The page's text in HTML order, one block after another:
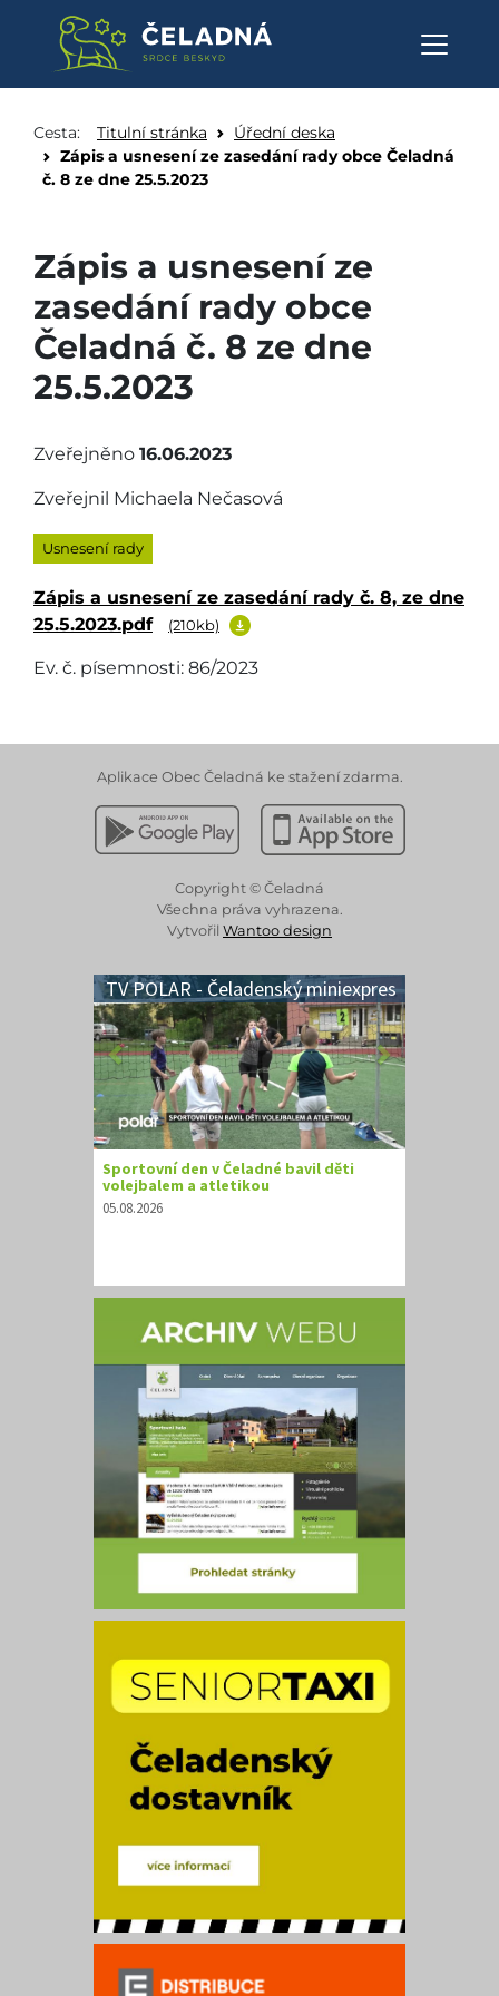
Cesta: Titulní stránka
Úřední deska
Zápis a usnesení ze zasedání rady obce Čeladná
č. 8 ze dne 25.5.2023
Zápis a usnesení ze
zasedání rady obce
Čeladná č. 8 ze dne
25.5.2023
Zveřejněno 16.06.2023
Zveřejnil Michaela Nečasová
Usnesení rady
Zápis a usnesení ze zasedání rady č. 8, ze dne
25.5.2023.pdf
(210kb)
Ev. č. písemnosti: 86/2023
Aplikace Obec Čeladná ke stažení zdarma.
Stáhnout z Google PlayStáhnout z Apple App
Copyright © Čeladná
Všechna práva vyhrazena.
Vytvořil Wantoo design